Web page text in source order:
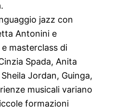
jazz con
Antonini e
masterclass di
Spada, Anita
Jordan, Guinga,
musicali variano
formazioni